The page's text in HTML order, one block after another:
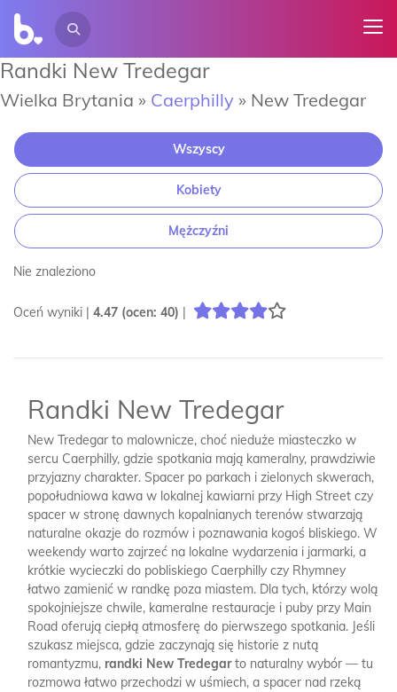
Randki New Tredegar
Wielka Brytania » Caerphilly » New Tredegar
Wszyscy
Kobiety
Mężczyźni
Nie znaleziono
Oceń wyniki | 4.47 (ocen: 40) |
Randki New Tredegar
New Tredegar to malownicze, choć nieduże miasteczko w
sercu Caerphilly, gdzie spotkania mają kameralny, prawdziwie
przyjazny charakter. Spacer po parkach i zielonych skwerach,
popołudniowa kawa w lokalnej kawiarni przy High Street czy
spacer w stronę dawnych kopalnianych terenów stwarzają
naturalne okazje do rozmów i poznawania kogoś bliskiego. W
weekendy warto zajrzeć na lokalne wydarzenia i jarmarki, a
krótkie wycieczki do pobliskiego Caerphilly czy Rhymney
łatwo zamienić w randkę poza miastem. Dla tych, którzy wolą
spokojniejsze chwile, kameralne restauracje i puby przy Main
Road oferują ciepłą atmosferę do pierwszego spotkania. Jeśli
szukasz miejsca, gdzie zaczynają się historie z nutą
romantyzmu, randki New Tredegarto naturalny wybór — tu
rozmowa łatwo przechodzi w uśmiech, a spacer nad rzeką